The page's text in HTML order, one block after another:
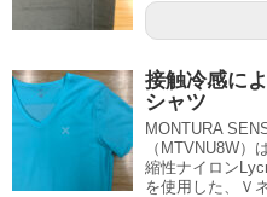
接触冷感に
シャツ
MONTURA
（MTVNU8W）
縮性ナイロン
を使用した、Ｖ